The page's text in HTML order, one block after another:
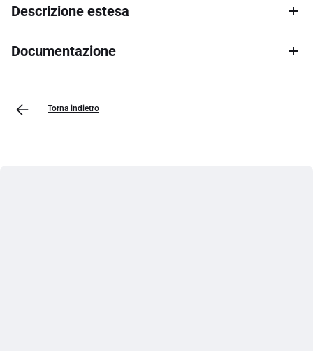
Descrizione estesa
Documentazione
Torna indietro